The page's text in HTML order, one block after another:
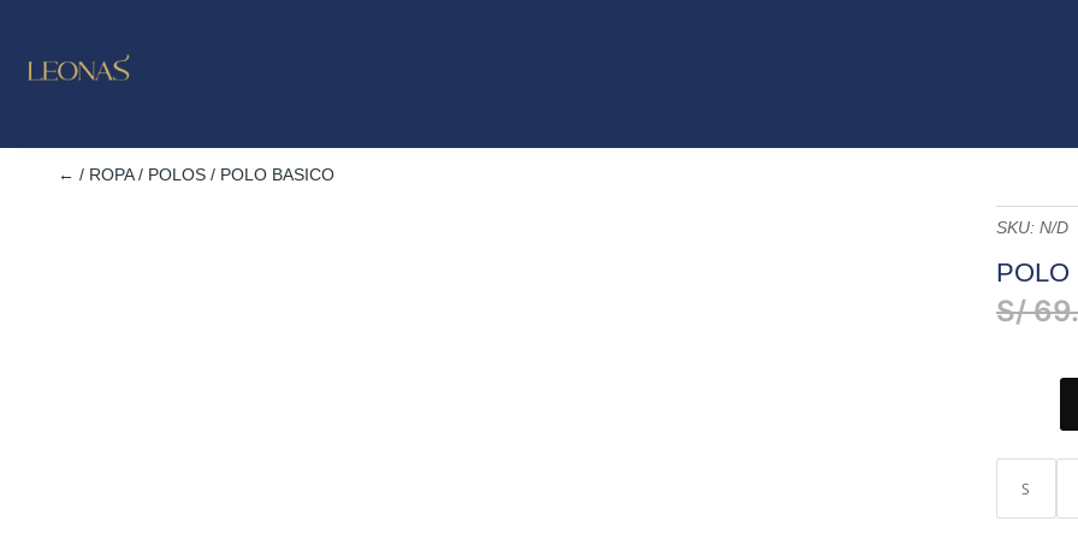
← / ROPA/ POLOS/ POLO BASICO
SKU: N/D
POLO
S/
S